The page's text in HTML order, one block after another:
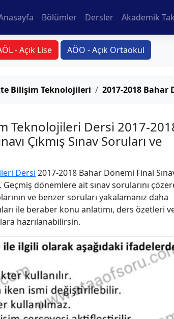
Bölümler Dersler Akademik
- Açık Lise AÖO - Açık Ortaokul
Bilişim Teknolojileri 2017-2018 Bahar
Teknolojileri Dersi 2017-
Çıkmış Sınav Soruları ve
Dersi 2017-2018 Bahar Dönemi Final
Geçmiş dönemlere ait sınav sorularını
ve benzer soruları yakalamanız daha
ile beraber konu anlatımı, ders özetleri
hazrılanabilirsin.